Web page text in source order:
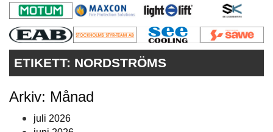
PRENUMERERA
VÅRA ANDRA MAGASIN
ANNONSERA
KONTAKT
ETIKETT: NORDSTRÖMS
Arkiv: Månad
juli 2026